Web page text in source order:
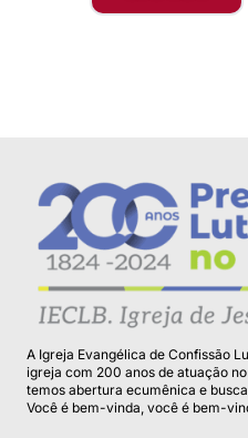
A Igreja Evangélica de Confissão
igreja com 200 anos de atuação
temos abertura ecumênica e
Você é bem-vinda, você é bem-